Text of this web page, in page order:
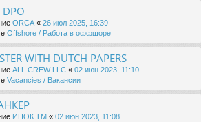
ORCA « 26 июл 2025, 16:39
Offshore / Работа в оффшоре
WITH DUTCH PAPERS
ALL CREW LLC « 02 июн 2023, 11:10
Vacancies / Вакансии
ИНОК ТМ « 02 июн 2023, 11:08